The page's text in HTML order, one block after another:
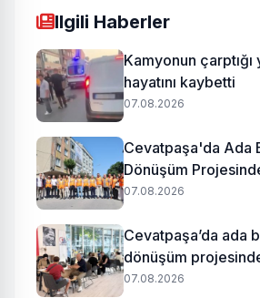
Ilgili Haberler
Kamyonun çarptığı
hayatını kaybetti
07.08.2026
Cevatpaşa'da Ada
Dönüşüm
başladı
07.08.2026
Cevatpaşa’da ada
dönüşüm
uzlaşı
07.08.2026